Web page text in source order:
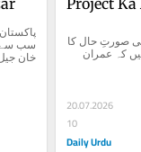
خان سب سے بنیادی سوال یہ نہیں کہ عمران
20.07.2026
10
Daily Urdu